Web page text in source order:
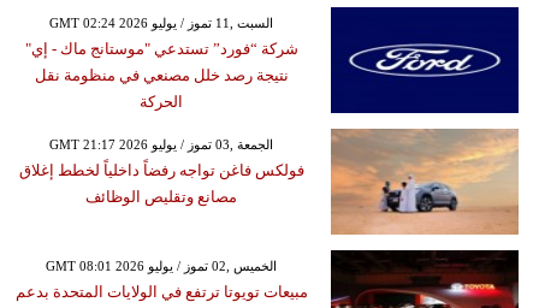
GMT 02:24 2026 السبت ,11 تموز / يوليو
شركة “فورد” تستدعي "موستانج ماك - إي"
نتيجة رصد خلل مصنعي في منظومة نقل
الحركة
GMT 21:17 2026 الجمعة ,03 تموز / يوليو
فولكس فاغن تواجه رفضاً داخلياً لخطط إغلاق
مصانع وتقليص الوظائف
GMT 08:01 2026 الخميس ,02 تموز / يوليو
مبيعات تويوتا ترتفع في الولايات المتحدة بدعم